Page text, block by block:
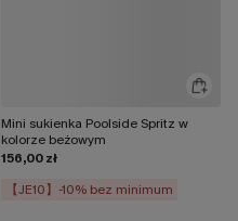
Mini sukienka Poolside Spritz w
kolorze beżowym
156,00 zł
【JE10】-10% bez minimum